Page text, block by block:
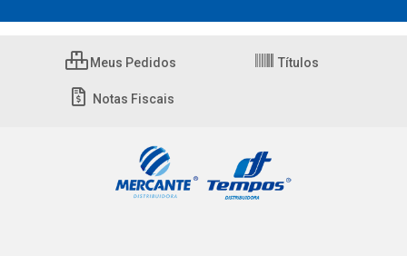
Meus Pedidos Títulos
Notas Fiscais